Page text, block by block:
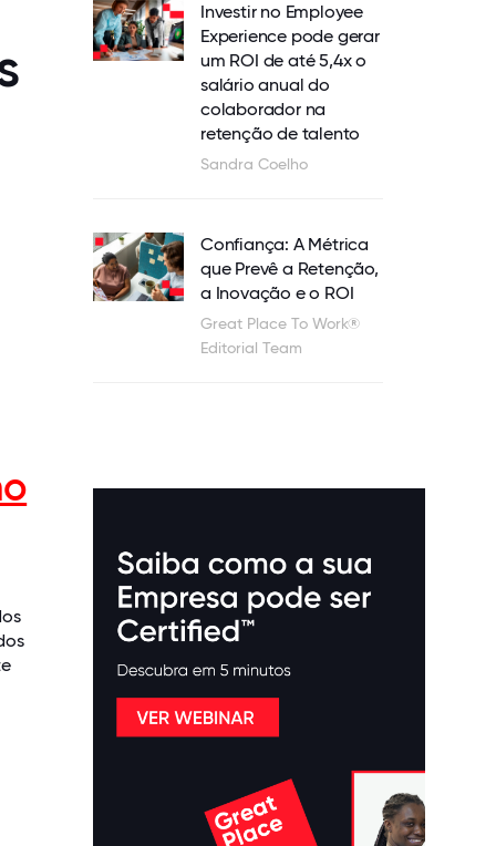
Investir no Employee
Experience pode gerar
um ROI de até 5,4x o
salário anual do
colaborador na
retenção de talento
Sandra Coelho
Confiança: A Métrica
que Prevê a Retenção,
a Inovação e o ROI
Great Place To Work®
Editorial Team